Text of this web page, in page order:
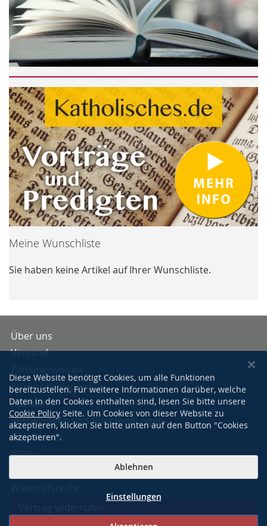
Meine Wunschliste
Sie haben keine Artikel auf Ihrer Wunschliste.
Über uns
Versand
Buchpreisbindung
Kontakt
Bestellungen und Rücksendungen
Impressum
AGBs
Diese Website benötigt Cookies, um alle Funktionen
bereitzustellen. Für weitere Informationen darüber, welche
Daten in den Cookies enthalten sind, lesen Sie bitte unsere
Cookie Policy Seite. Um Cookies von dieser Website zu
akzeptieren, klicken Sie bitte unten auf den Button "Cookies
akzeptieren".
Ablehnen
Einstellungen